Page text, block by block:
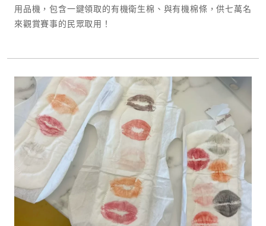
用品機，包含一鍵領取的有機衛生棉、與有機棉條，供七萬名
來觀賞賽事的民眾取用！